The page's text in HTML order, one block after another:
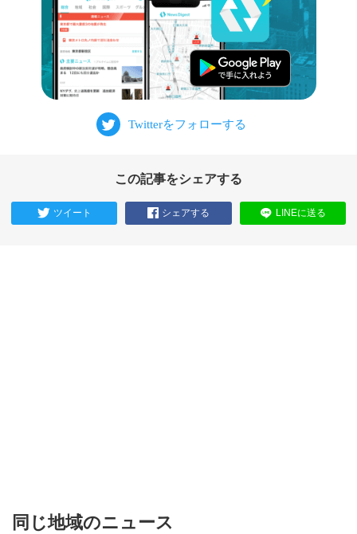
この記事をシェアする
ツイート シェアする LINEに送る
同じ地域のニュース